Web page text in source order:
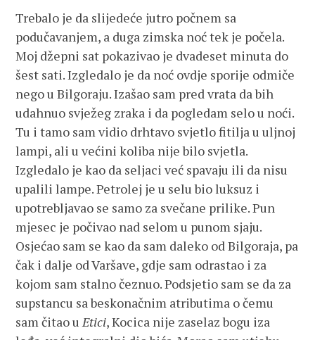
Trebalo je da slijedeće jutro počnem sa
podučavanjem, a duga zimska noć tek je počela.
Moj džepni sat pokazivao je dvadeset minuta do
šest sati. Izgledalo je da noć ovdje sporije odmiče
nego u Bilgoraju. Izašao sam pred vrata da bih
udahnuo svježeg zraka i da pogledam selo u noći.
Tu i tamo sam vidio drhtavo svjetlo fitilja u uljnoj
lampi, ali u većini koliba nije bilo svjetla.
Izgledalo je kao da seljaci već spavaju ili da nisu
upalili lampe. Petrolej je u selu bio luksuz i
upotrebljavao se samo za svečane prilike. Pun
mjesec je počivao nad selom u punom sjaju.
Osjećao sam se kao da sam daleko od Bilgoraja, pa
čak i dalje od Varšave, gdje sam odrastao i za
kojom sam stalno čeznuo. Podsjetio sam se da za
supstancu sa beskonačnim atributima o čemu
sam čitao uEtici, Kocica nije zaselaz bogu iza